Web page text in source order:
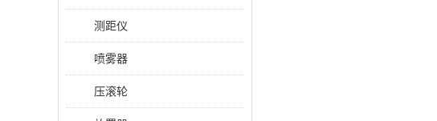
测距仪
喷雾器
压滚轮